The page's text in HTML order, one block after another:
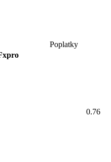
Poplatky
0.76